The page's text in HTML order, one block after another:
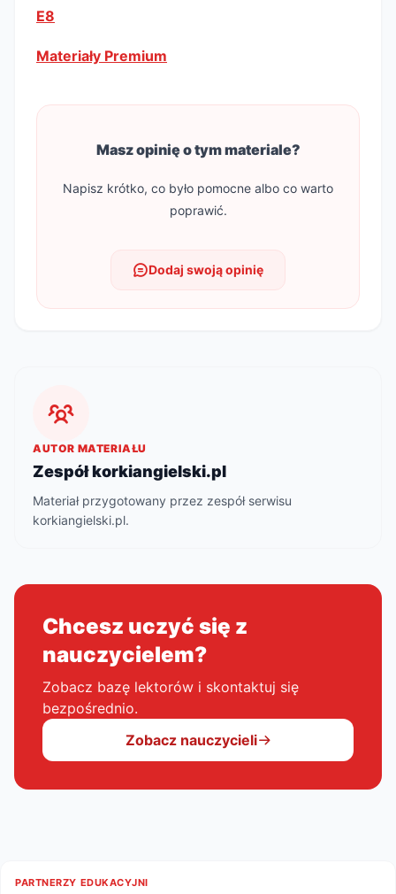
E8
Materiały Premium
Masz opinię o tym materiale?
Napisz krótko, co było pomocne albo co warto
poprawić.
Dodaj swoją opinię
AUTOR MATERIAŁU
Zespół korkiangielski.pl
Materiał przygotowany przez zespół serwisu
korkiangielski.pl.
Chcesz uczyć się z
nauczycielem?
Zobacz bazę lektorów i skontaktuj się
bezpośrednio.
Zobacz nauczycieli
PARTNERZY EDUKACYJNI